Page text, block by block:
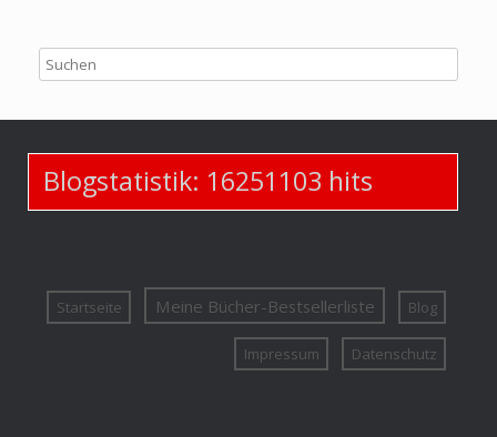
Blogstatistik: 16251103 hits
Startseite Meine Bücher-Bestsellerliste Blog
Impressum Datenschutz